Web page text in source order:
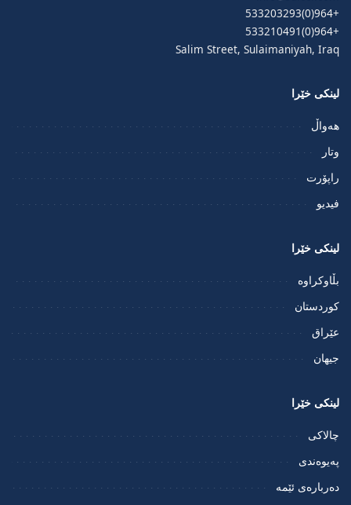
+964(0)533203293
+964(0)533210491
Salim Street, Sulaimaniyah, Iraq
لینکی خێرا
هەواڵ
وتار
راپۆرت
فيديو
لینکی خێرا
بڵاوکراوە
کوردستان
عێراق
جیهان
لینکی خێرا
چالاکی
پەیوەندی
دەربارەی ئێمە